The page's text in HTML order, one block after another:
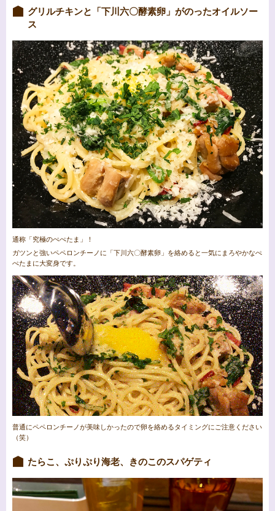
グリルチキンと「下川六〇酵素卵」がのったオイルソー
ス
通称「究極のぺぺたま」！
ガツンと強いペペロンチーノに「下川六〇酵素卵」を絡めると一気にまろやかなぺ
ぺたまに大変身です。
普通にペペロンチーノが美味しかったので卵を絡めるタイミングにご注意ください
（笑）
たらこ、ぷりぷり海老、きのこのスパゲティ